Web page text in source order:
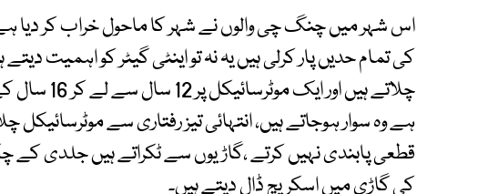
اس شہر میں چنگ چی والوں نے شہر کا ماحول خراب کر دیا ہے
ہے وہ سوار ہوجاتے ہیں، انتہائی تیز رفتاری سے موٹرسائیکل
کی گاڑی میں اسکریچ ڈال دیتے ہیں۔